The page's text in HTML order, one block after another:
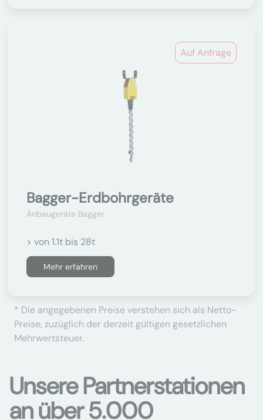
Auf Anfrage
Bagger-Erdbohrgeräte
Anbaugeräte Bagger
> von 1.1t bis 28t
Mehr erfahren
* Die angegebenen Preise verstehen sich als Netto-
Preise, zuzüglich der derzeit gültigen gesetzlichen
Mehrwertsteuer.
Unsere Partnerstationen
an über 5.000